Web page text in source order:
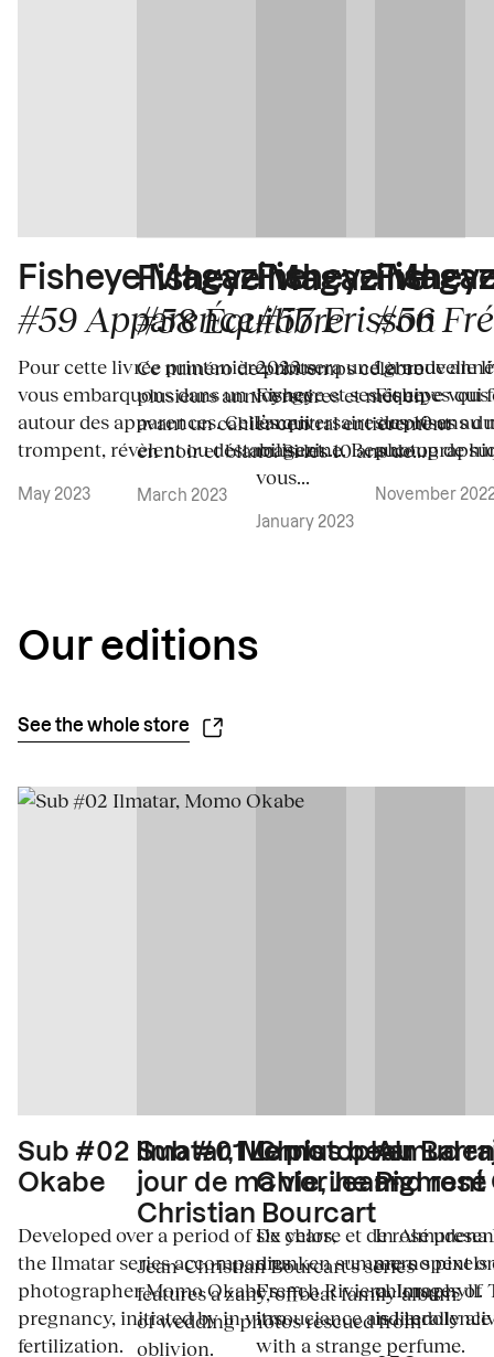
Fisheye Magazine
#59 Apparence
Pour cette livrée printanière, nous
vous embarquons dans un voyage
autour des apparences. Celles qui
trompent, révèlent ou déstabilisent....
May 2023
Fisheye Magazine
#58 Équilibre
Ce numéro de printemps célèbre
plusieurs anniversaires et met en
avant un cahier central entièrement
en noir et blanc. Si les 10 ans de...
March 2023
Fisheye
#57 Frisson
2023 sera une grande
Fisheye et ses équipes qui
l’anniversaire des 10 ans du
magazine. Beaucoup de
vous...
January 2023
#56
La nouvelle
Fisheye vous
surprises au
November
Our editions
See the whole store
Sub #02 Ilmatar, Momo
Okabe
Developed over a period of six years,
the Ilmatar series accompanies
photographer Momo Okabe's
pregnancy, initiated by in vitro
fertilization.
Sub #01 Le plus beau
jour de ma vie, Jean-
Christian Bourcart
Jean-Christian Bourcart's series
features a zany, offbeat family album
of wedding photos rescued from
oblivion.
Christopher
Chlorine and rosé
De chlore et de rosé
drunken summers spent
French Riviera. Images of
insouciance and
with a strange perfume.
Pigment
In Almudena
are no pixels
chlorophyll.
is literally